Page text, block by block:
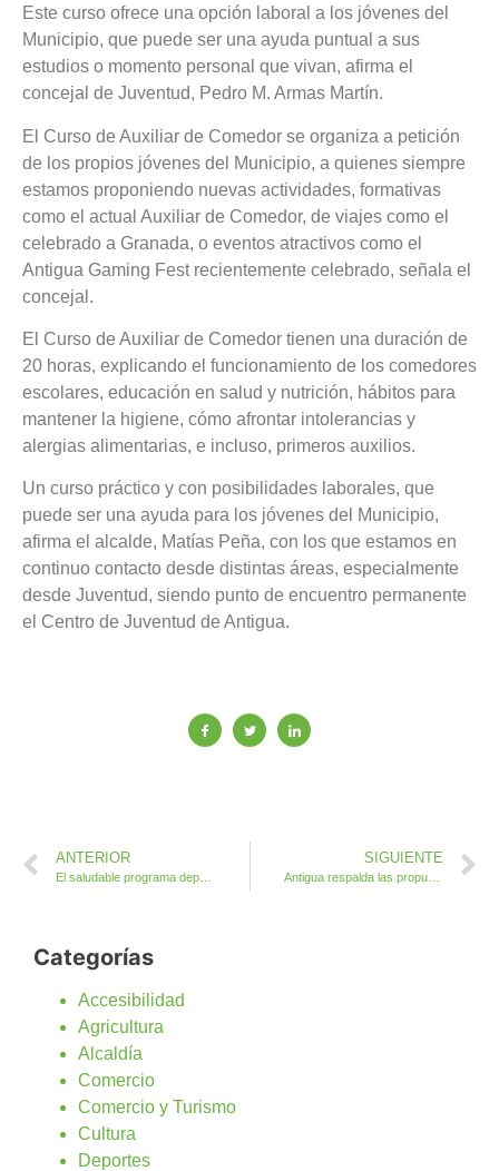
Este curso ofrece una opción laboral a los jóvenes del
Municipio, que puede ser una ayuda puntual a sus
estudios o momento personal que vivan, afirma el
concejal de Juventud, Pedro M. Armas Martín.
El Curso de Auxiliar de Comedor se organiza a petición
de los propios jóvenes del Municipio, a quienes siempre
estamos proponiendo nuevas actividades, formativas
como el actual Auxiliar de Comedor, de viajes como el
celebrado a Granada, o eventos atractivos como el
Antigua Gaming Fest recientemente celebrado, señala el
concejal.
El Curso de Auxiliar de Comedor tienen una duración de
20 horas, explicando el funcionamiento de los comedores
escolares, educación en salud y nutrición, hábitos para
mantener la higiene, cómo afrontar intolerancias y
alergias alimentarias, e incluso, primeros auxilios.
Un curso práctico y con posibilidades laborales, que
puede ser una ayuda para los jóvenes del Municipio,
afirma el alcalde, Matías Peña, con los que estamos en
continuo contacto desde distintas áreas, especialmente
desde Juventud, siendo punto de encuentro permanente
el Centro de Juventud de Antigua.
ANTERIOR SIGUIENTE
Antigua respalda las propuestas de la Federación de Asociaciones de Mujeres Rurales
Categorías
Accesibilidad
Agricultura
Alcaldía
Comercio
Comercio y Turismo
Cultura
Deportes